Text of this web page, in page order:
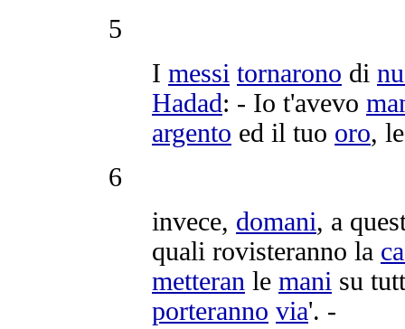
5
I messi tornarono di
Hadad: - Io t'avevo
argento ed il tuo oro,
6
invece, domani, a
quali rovisteranno la
metteran le mani su
porteranno via'. -